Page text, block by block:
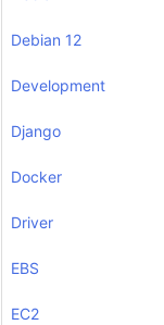
Debian 12
Development
Django
Docker
Driver
EBS
EC2